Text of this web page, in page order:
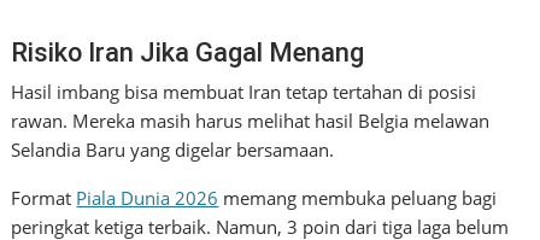
Risiko Iran Jika Gagal Menang
Hasil imbang bisa membuat Iran tetap tertahan di posisi
rawan. Mereka masih harus melihat hasil Belgia melawan
Selandia Baru yang digelar bersamaan.
Format Piala Dunia 2026 memang membuka peluang bagi
peringkat ketiga terbaik. Namun, 3 poin dari tiga laga belum